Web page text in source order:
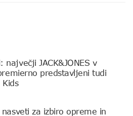
največji JACK&JONES v
predstavljeni tudi
Kids
za izbiro opreme in